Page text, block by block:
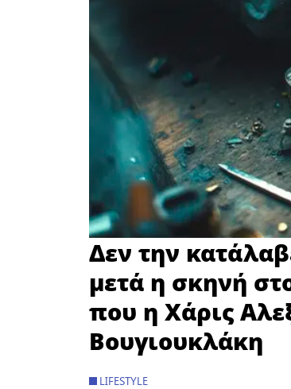
Δεν την
μετά η σκηνή
που η Χάρις
Βουγιουκλάκη
LIFESTYLE